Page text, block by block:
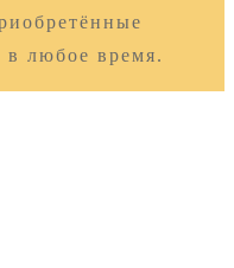
любое время.